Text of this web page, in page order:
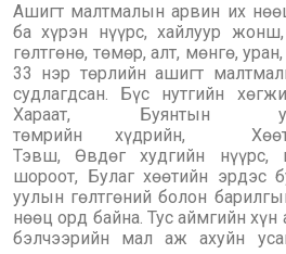
Ашигт малтмалын арвин их
ба хүрэн нүүрс, хайлуур жонш,
гөлтгөнө, төмөр, алт, мөнгө,
33 нэр төрлийн ашигт
судлагдсан. Бүс нутгийн
Хараат, Буянтын
төмрийн хүдрийн,
Тэвш, Өвдөг худгийн нүүрс,
шороот, Булаг хөөтийн эрдэс
уулын гөлтгөний болон
нөөц орд байна. Тус аймгийн хүн
бэлчээрийн мал аж ахуйн